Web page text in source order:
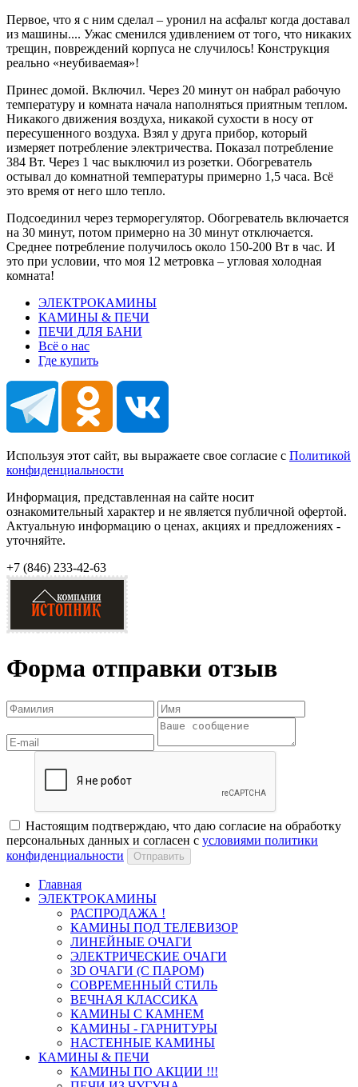
Первое, что я с ним сделал – уронил на асфальт когда доставал
из машины.... Ужас сменился удивлением от того, что никаких
трещин, повреждений корпуса не случилось! Конструкция
реально «неубиваемая»!
Принес домой. Включил. Через 20 минут он набрал рабочую
температуру и комната начала наполняться приятным теплом.
Никакого движения воздуха, никакой сухости в носу от
пересушенного воздуха. Взял у друга прибор, который
измеряет потребление электричества. Показал потребление
384 Вт. Через 1 час выключил из розетки. Обогреватель
остывал до комнатной температуры примерно 1,5 часа. Всё
это время от него шло тепло.
Подсоединил через терморегулятор. Обогреватель включается
на 30 минут, потом примерно на 30 минут отключается.
Среднее потребление получилось около 150-200 Вт в час. И
это при условии, что моя 12 метровка – угловая холодная
комната!
ЭЛЕКТРОКАМИНЫ
КАМИНЫ & ПЕЧИ
ПЕЧИ ДЛЯ БАНИ
Всё о нас
Где купить
Используя этот сайт, вы выражаете свое согласие с Политикой
конфиденциальности
Информация, представленная на сайте носит
ознакомительный характер и не является публичной офертой.
Актуальную информацию о ценах, акциях и предложениях -
уточняйте.
+7 (846) 233-42-63
Форма отправки отзыв
Настоящим подтверждаю, что даю согласие на обработку
персональных данных и согласен с условиями политики
конфиденциальности
Отправить
Главная
ЭЛЕКТРОКАМИНЫ
РАСПРОДАЖА !
КАМИНЫ ПОД ТЕЛЕВИЗОР
ЛИНЕЙНЫЕ ОЧАГИ
ЭЛЕКТРИЧЕСКИЕ ОЧАГИ
3D ОЧАГИ (С ПАРОМ)
СОВРЕМЕННЫЙ СТИЛЬ
ВЕЧНАЯ КЛАССИКА
КАМИНЫ С КАМНЕМ
КАМИНЫ - ГАРНИТУРЫ
НАСТЕННЫЕ КАМИНЫ
КАМИНЫ & ПЕЧИ
КАМИНЫ ПО АКЦИИ !!!